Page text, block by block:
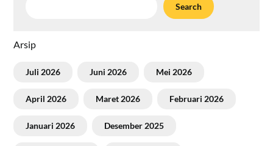
Search
Arsip
Juli 2026 Juni 2026 Mei 2026
April 2026 Maret 2026 Februari 2026
Januari 2026 Desember 2025